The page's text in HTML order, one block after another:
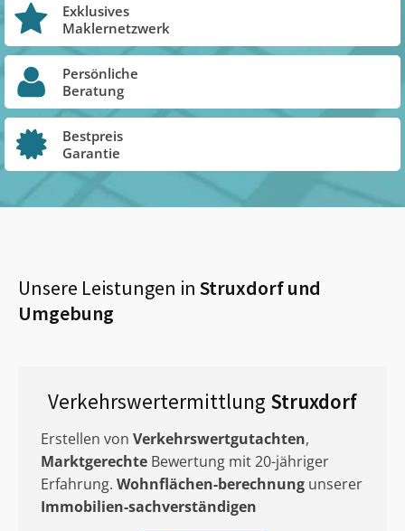
Exklusives
Maklernetzwerk
Persönliche
Beratung
Bestpreis
Garantie
Unsere Leistungen in Struxdorfund
Umgebung
Verkehrswertermittlung Struxdorf
Erstellen von Verkehrswertgutachten,
Marktgerechte Bewertung mit 20-jähriger
Erfahrung. Wohnflächen-berechnung unserer
Immobilien-sachverständigen